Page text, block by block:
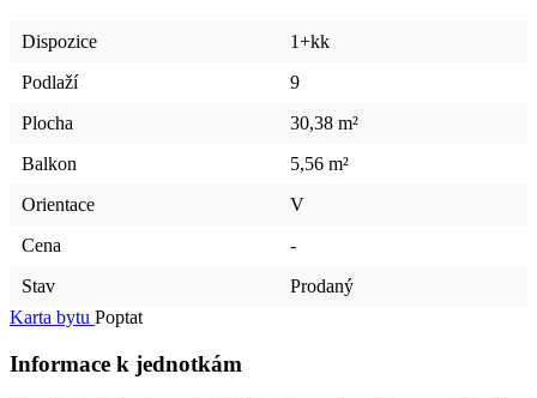
Dispozice
1+kk
Podlaží
9
Plocha
30,38 m²
Balkon
5,56 m²
Orientace
V
Cena
-
Stav
Prodaný
Karta bytu Poptat
Informace k jednotkám